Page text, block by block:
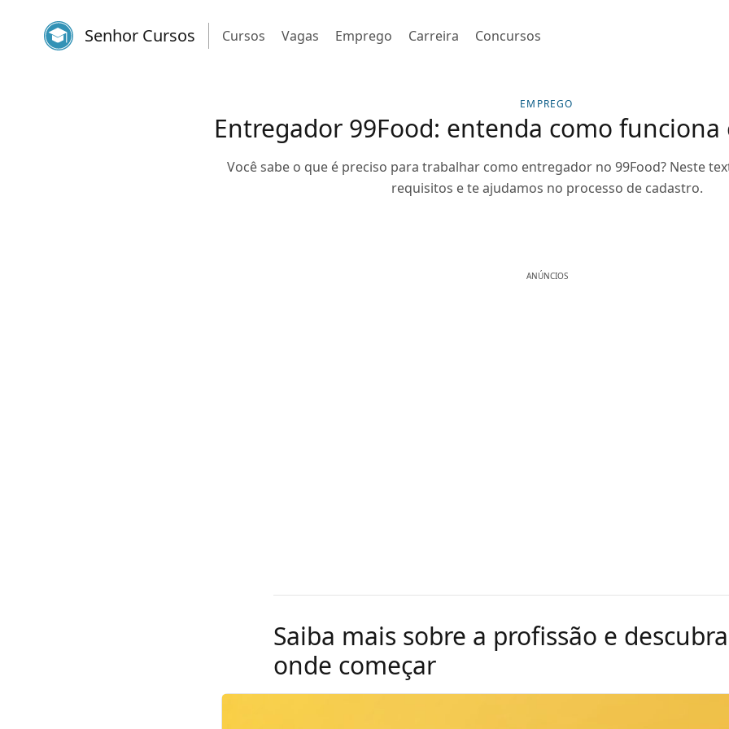
Senhor Cursos Cursos Vagas Emprego Carreira Concursos
EMPREGO
Entregador 99Food: entenda como funciona
Você sabe o que é preciso para trabalhar como entregador no 99Food? Neste
requisitos e te ajudamos no processo de cadastro.
ANÚNCIOS
Saiba mais sobre a profissão e
onde começar